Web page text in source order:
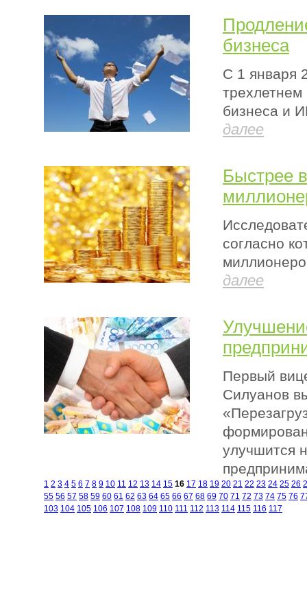
бизнеса
С 1 января
бизнеса и
далее
Быстрее
согласно
далее
Первый
Силуанов
улучшится
1 2 3 4 5 6 7 8 9 10 11 12 13 14 15 16 17 18 19 20 21 22 23 24 25 26
55 56 57 58 59 60 61 62 63 64 65 66 67 68 69 70 71 72 73 74 75 76
103 104 105 106 107 108 109 110 111 112 113 114 115 116 117